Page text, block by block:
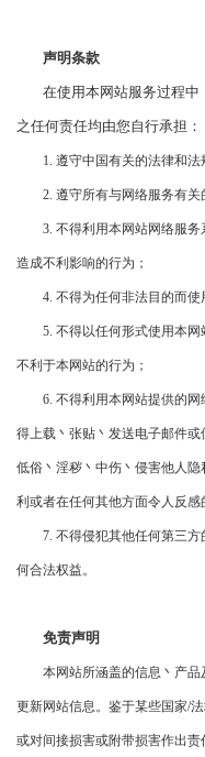
声明条款
在使用本网站服务过程
之任何责任均由您自行承担：
1. 遵守中国有关的法律和法
2. 遵守所有与网络服务有关
3. 不得利用本网站网络服
造成不利影响的行为；
4. 不得为任何非法目的而使
5. 不得以任何形式使用本
不利于本网站的行为；
6. 不得利用本网站提供的
得上载丶张贴丶发送电子邮件或
低俗丶淫秽丶中伤丶侵害他人
利或者在任何其他方面令人反感
7. 不得侵犯其他任何第三
何合法权益。
免责声明
本网站所涵盖的信息丶产
更新网站信息。 鉴于某些国家/
或对间接损害或附带损害作出